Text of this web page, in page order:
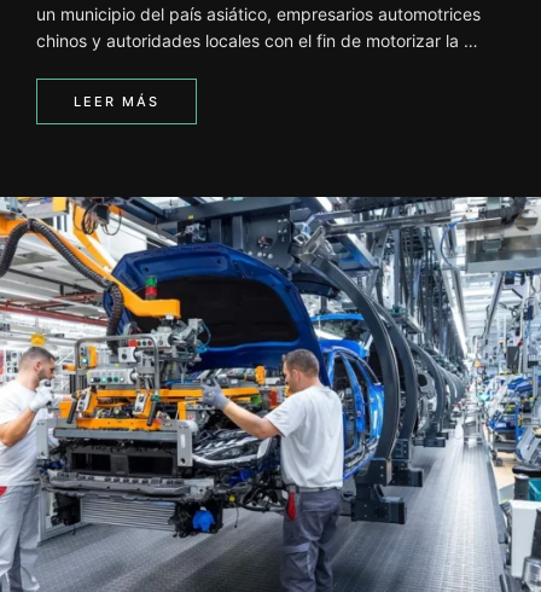
un municipio del país asiático, empresarios automotrices
chinos y autoridades locales con el fin de motorizar la …
LEER MÁS